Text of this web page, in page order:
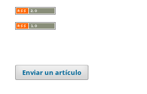
Enviar un artículo